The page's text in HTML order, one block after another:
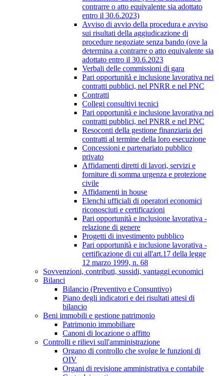
contrarre o atto equivalente sia adottato
entro il 30.6.2023)
Avviso di avvio della procedura e avviso
sui risultati della aggiudicazione di
procedure negoziate senza bando (ove la
determina a contrarre o atto equivalente sia
adottato entro il 30.6.2023
Verbali delle commissioni di gara
Pari opportunità e inclusione lavorativa nei
contratti pubblici, nel PNRR e nel PNC
Contratti
Collegi consultivi tecnici
Pari opportunità e inclusione lavorativa nei
contratti pubblici, nel PNRR e nel PNC
Resoconti della gestione finanziaria dei
contratti al termine della loro esecuzione
Concessioni e partenariato pubblico
privato
Affidamenti diretti di lavori, servizi e
forniture di somma urgenza e protezione
civile
Affidamenti in house
Elenchi ufficiali di operatori economici
riconosciuti e certificazioni
Pari opportunità e inclusione lavorativa -
relazione di genere
Progetti di investimento pubblico
Pari opportunità e inclusione lavorativa -
certificazione di cui all'art.17 della legge
12 marzo 1999, n. 68
Sovvenzioni, contributi, sussidi, vantaggi economici
Bilanci
Bilancio (Preventivo e Consuntivo)
Piano degli indicatori e dei risultati attesi di
bilancio
Beni immobili e gestione patrimonio
Patrimonio immobiliare
Canoni di locazione o affitto
Controlli e rilievi sull'amministrazione
Organo di controllo che svolge le funzioni di
OIV
Organi di revisione amministrativa e contabile